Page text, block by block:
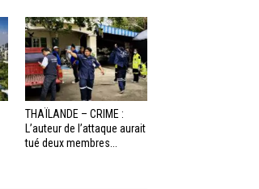
THAÏLANDE – CRIME :
L’auteur de l’attaque aurait
tué deux membres...